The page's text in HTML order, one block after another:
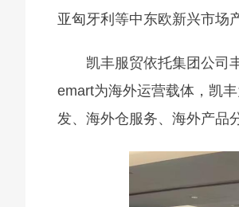
亚匈牙利等中东欧新兴市场
凯丰服贸依托集团公司
emart为海外运营载体，凯
发、海外仓服务、海外产品